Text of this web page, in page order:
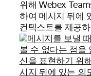
위해 Webex
하여 메시지 뒤에
컨텍스트를 제공